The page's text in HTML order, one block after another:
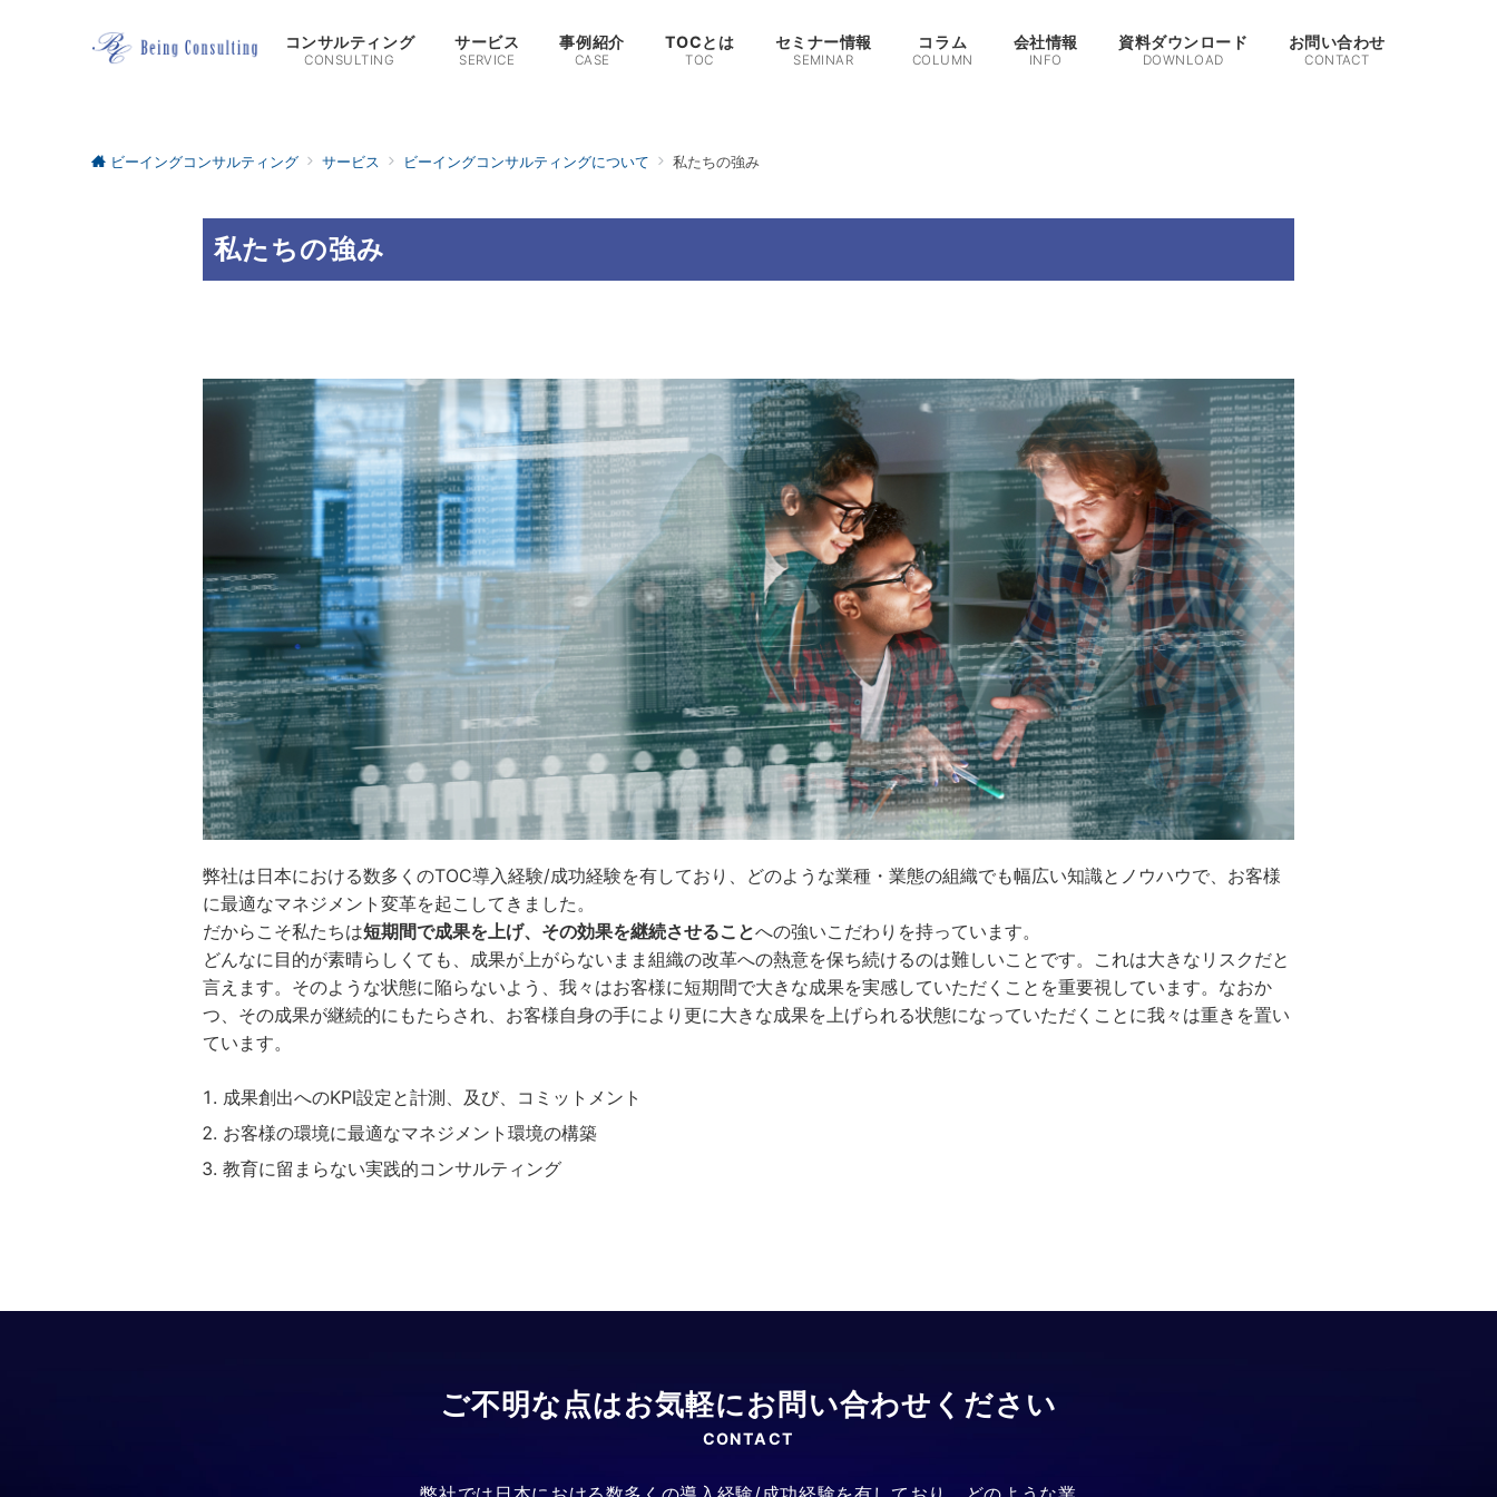
コンサルティング
CONSULTING
サービス
SERVICE
事例紹介
CASE
TOCとは
TOC
セミナー情報
SEMINAR
コラム
COLUMN
会社情報
INFO
資料ダウンロード
DOWNLOAD
お問い合わせ
CONTACT
ビーイングコンサルティング サービス ビーイングコンサルティングについて 私たちの強み
私たちの強み
弊社は日本における数多くのTOC導入経験/成功経験を有しており、どのような業種・業態の組織でも幅広い知識とノウハウで、お客様
に最適なマネジメント変革を起こしてきました。
だからこそ私たちは短期間で成果を上げ、その効果を継続させることへの強いこだわりを持っています。
どんなに目的が素晴らしくても、成果が上がらないまま組織の改革への熱意を保ち続けるのは難しいことです。これは大きなリスクだと
言えます。そのような状態に陥らないよう、我々はお客様に短期間で大きな成果を実感していただくことを重要視しています。なおか
つ、その成果が継続的にもたらされ、お客様自身の手により更に大きな成果を上げられる状態になっていただくことに我々は重きを置い
ています。
成果創出へのKPI設定と計測、及び、コミットメント
お客様の環境に最適なマネジメント環境の構築
教育に留まらない実践的コンサルティング
ご不明な点はお気軽にお問い合わせください
CONTACT